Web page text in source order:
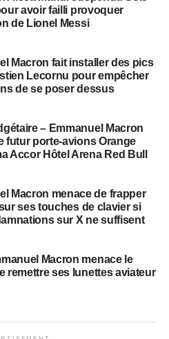
avoir failli provoquer
de Lionel Messi
Macron fait installer des pics
Lecornu pour empêcher
de se poser dessus
– Emmanuel Macron
futur porte-avions Orange
Accor Hôtel Arena Red Bull
Macron menace de frapper
ses touches de clavier si
sur X ne suffisent
Macron menace le
remettre ses lunettes aviateur